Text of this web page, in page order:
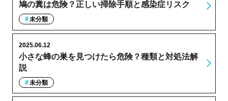
鳩の糞は危険？正しい掃除手順と感染症リスク
未分類
小さな蜂の巣を見つけたら危険？種類と対処法解
説
2025.06.12
未分類